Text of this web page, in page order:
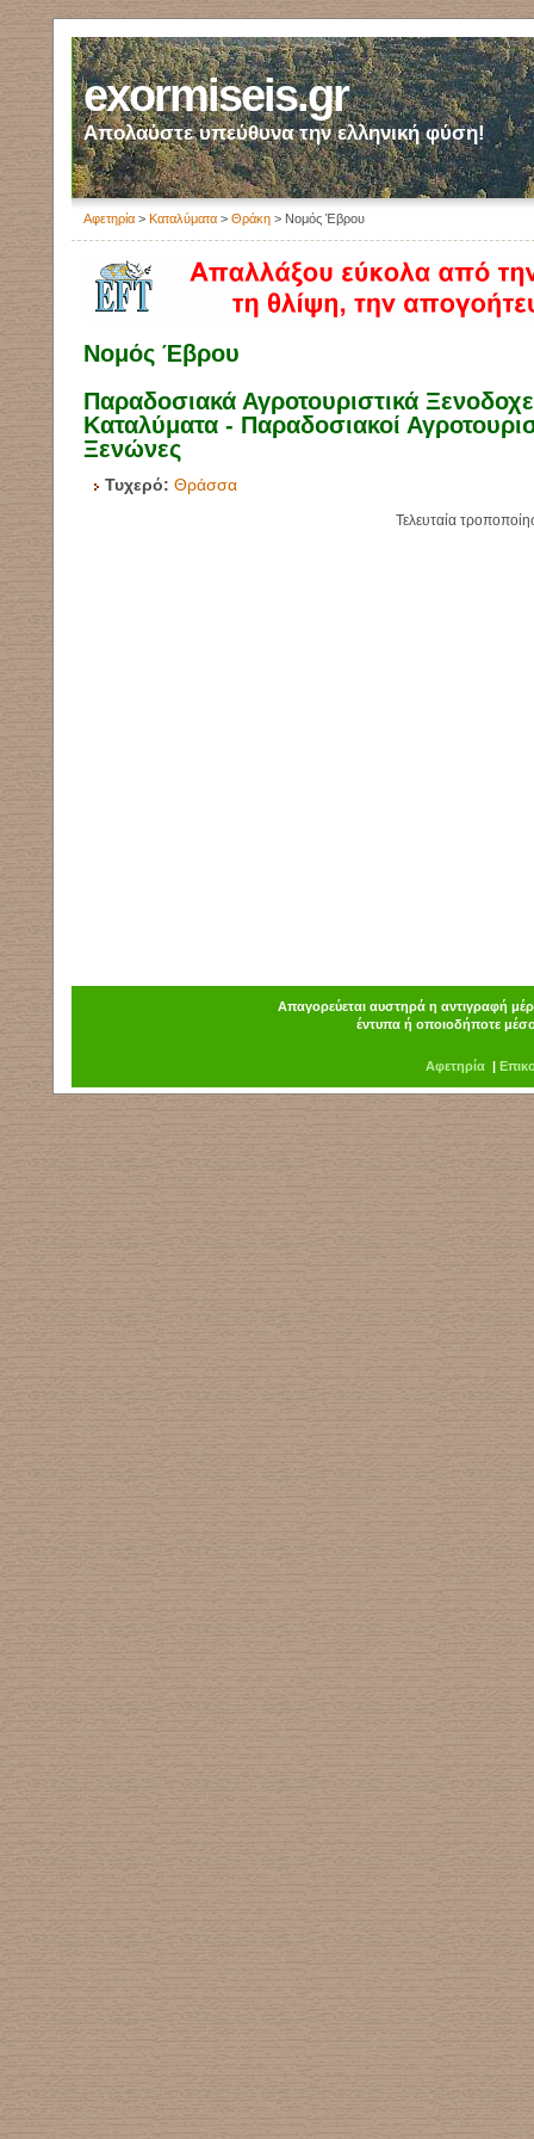
exormiseis.gr
Απολαύστε υπεύθυνα την ελληνική φύση!
Αφετηρία > Καταλύματα > Θράκη > Νομός Έβρου
Νομός Έβρου
Παραδοσιακά Αγροτουριστικά
Καταλύματα - Παραδοσιακοί
Ξενώνες
Τυχερό: Θράσσα
Τελευταία
Απαγορεύεται αυστηρά η αντιγραφή
έντυπα ή οποιοδήποτε
Αφετηρία|